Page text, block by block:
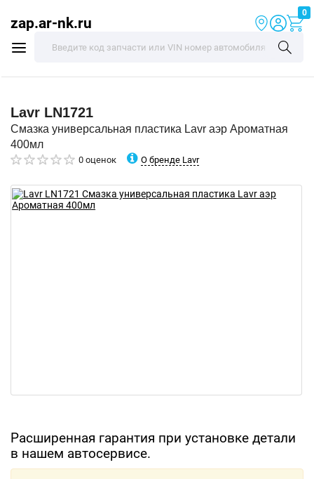
zap.ar-nk.ru
0
Lavr LN1721
Смазка универсальная пластика Lavr аэр Ароматная
400мл
0 оценок О бренде Lavr
Расширенная гарантия при установке детали
в нашем автосервисе.